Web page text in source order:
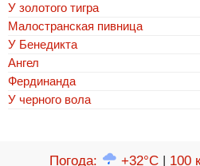
У золотого тигра
Малостранская пивница
У Бенедикта
Ангел
Фердинанда
У черного вола
Погода: +32°C| 100